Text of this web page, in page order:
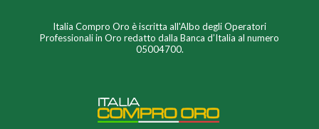
Italia Compro Oro è iscritta all'Albo degli Operatori
Professionali in Oro redatto dalla Banca d’Italia al numero
05004700.